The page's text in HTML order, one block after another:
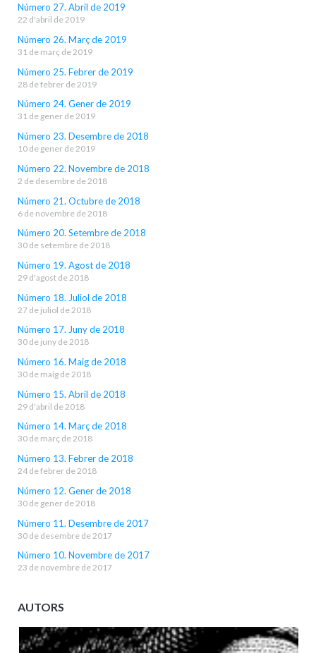
Número 27. Abril de 2019
22 d'abril de 2019
Número 26. Març de 2019
31 de març de 2019
Número 25. Febrer de 2019
28 de febrer de 2019
Número 24. Gener de 2019
31 de gener de 2019
Número 23. Desembre de 2018
10 de gener de 2019
Número 22. Novembre de 2018
2 de desembre de 2018
Número 21. Octubre de 2018
6 de novembre de 2018
Número 20. Setembre de 2018
30 de setembre de 2018
Número 19. Agost de 2018
29 d'agost de 2018
Número 18. Juliol de 2018
27 de juliol de 2018
Número 17. Juny de 2018
30 de juny de 2018
Número 16. Maig de 2018
30 de maig de 2018
Número 15. Abril de 2018
29 d'abril de 2018
Número 14. Març de 2018
30 de març de 2018
Número 13. Febrer de 2018
24 de febrer de 2018
Número 12. Gener de 2018
30 de gener de 2018
Número 11. Desembre de 2017
30 de desembre de 2017
Número 10. Novembre de 2017
23 de novembre de 2017
AUTORS